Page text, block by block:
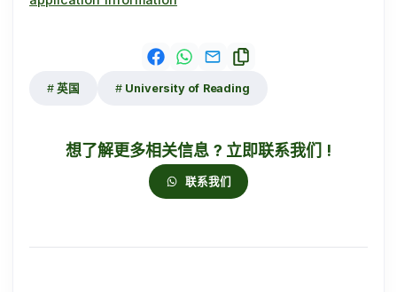
英国 University of Reading
想了解更多相关信息 ? 立即联系我们 !
联系我们